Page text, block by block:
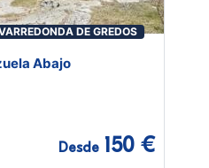
DE GREDOS
Abajo
Desde 150 €